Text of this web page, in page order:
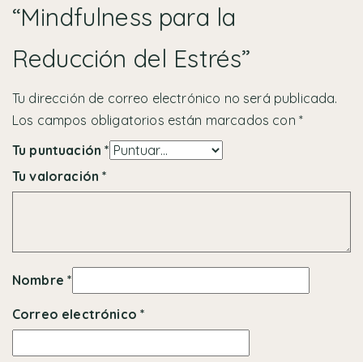
“Mindfulness para la
Reducción del Estrés”
Tu dirección de correo electrónico no será publicada.
Los campos obligatorios están marcados con *
Tu puntuación*
Tu valoración*
Nombre*
Correo electrónico*